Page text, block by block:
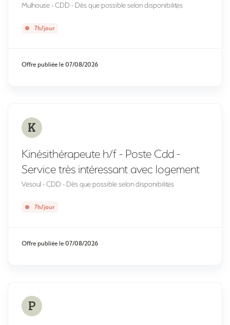
Mulhouse - CDD - Dès que possible selon disponibilités
7h/jour
Offre publiée le07/08/2026
K
Kinésithérapeute h/f - Poste Cdd -
Service très intéressant avec logement
Vesoul - CDD - Dès que possible selon disponibilités
7h/jour
Offre publiée le07/08/2026
P